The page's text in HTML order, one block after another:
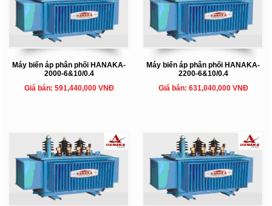
Máy biến áp phân phối HANAKA-
2000-6&10/0.4
Giá bán: 591,440,000 VNĐ
Máy biến áp phân phối HANAKA-
2200-6&10/0.4
Giá bán: 631,040,000 VNĐ